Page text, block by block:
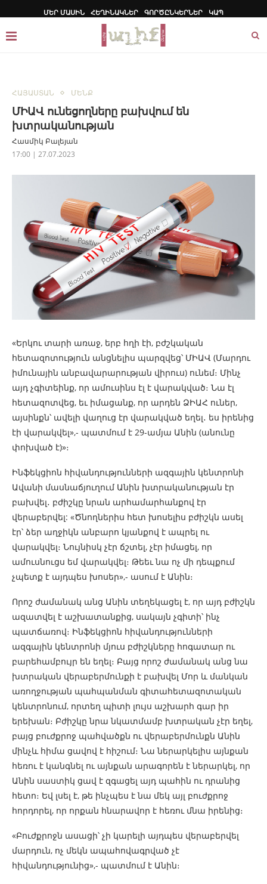
ՄԵՐ ՄԱՍԻՆ ՀԵՂԻՆԱԿՆԵՐ ԳՈՐԾԸՆԿԵՐՆԵՐ ԿԱՊ
ՀԱՅԱՍՏԱՆ ՄԵՆՔ
ՄԻԱՎ ունեցողները բախվում են
խտրականության
Հասմիկ Բալեյան
17:00 | 27.07.2023
«Երկու տարի առաջ, երբ հղի էի, բժշկական
հետազոտություն անցնելիս պարզվեց՝ ՄԻԱՎ (Մարդու
իմունային անբավարարության վիրուս) ունեմ։ Մինչ
այդ չգիտեինք, որ ամուսինս էլ է վարակված։ Նա էլ
հետազոտվեց, եւ իմացանք, որ արդեն ՁԻԱՀ ուներ,
այսինքն՝ ավելի վաղուց էր վարակված եղել․ ես իրենից
էի վարակվել»,- պատմում է 29-ամյա Անին (անունը
փոխված է)»։
Ինֆեկցիոն հիվանդությունների ազգային կենտրոնի
Ավանի մասնաճյուղում Անին խտրականության էր
բախվել․ բժիշկը նրան արհամարհանքով էր
վերաբերվել: «Ծնողներիս հետ խոսելիս բժիշկն ասել
էր՝ ձեր աղջիկն անբարո կյանքով է ապրել ու
վարակվել։ Նույնիսկ չէր ճշտել, չէր իմացել, որ
ամուսնուցս եմ վարակվել։ Թեեւ նա ոչ մի դեպքում
չպետք է այդպես խոսեր»,- ասում է Անին։
Որոշ ժամանակ անց Անին տեղեկացել է, որ այդ բժիշկն
ազատվել է աշխատանքից, սակայն չգիտի՝ ինչ
պատճառով։ Ինֆեկցիոն հիվանդությունների
ազգային կենտրոնի մյուս բժիշկները հոգատար ու
բարեհամբույր են եղել։ Բայց որոշ ժամանակ անց նա
խտրական վերաբերմունքի է բախվել Մոր և մանկան
առողջության պահպանման գիտահետազոտական
կենտրոնում, որտեղ պիտի լույս աշխարհ գար իր
երեխան։ Բժիշկը նրա նկատմամբ խտրական չէր եղել,
բայց բուժքրոջ պահվածքն ու վերաբերմունքն Անին
մինչև հիմա ցավով է հիշում։ Նա ներարկելիս այնքան
հեռու է կանգնել ու այնքան արագորեն է ներարկել, որ
Անին սաստիկ ցավ է զգացել այդ պահին ու դրանից
հետո։ Եվ լսել է, թե ինչպես է նա մեկ այլ բուժքրոջ
հորդորել, որ որքան հնարավոր է հեռու մնա իրենից։
«Բուժքրոջն ասացի՝ չի կարելի այդպես վերաբերվել
մարդուն, ոչ մեկն ապահովագրված չէ
հիվանդությունից»,- պատմում է Անին։